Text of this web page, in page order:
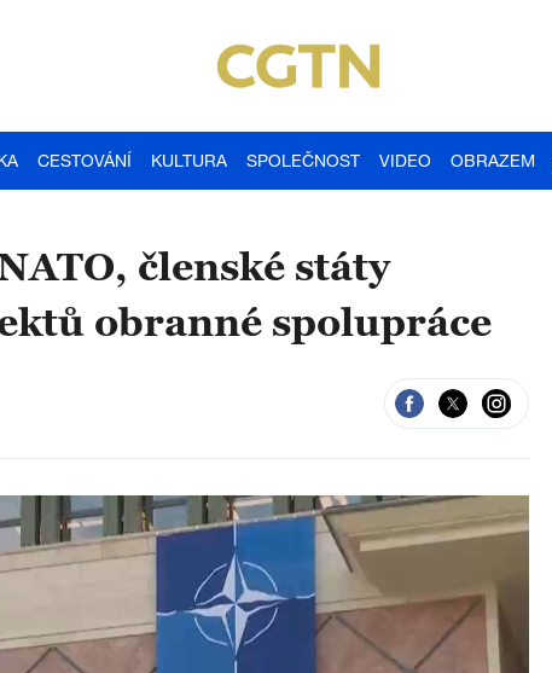
CESTOVÁNÍ KULTURA SPOLEČNOST VIDEO OBRAZEM
členské státy
obranné spolupráce